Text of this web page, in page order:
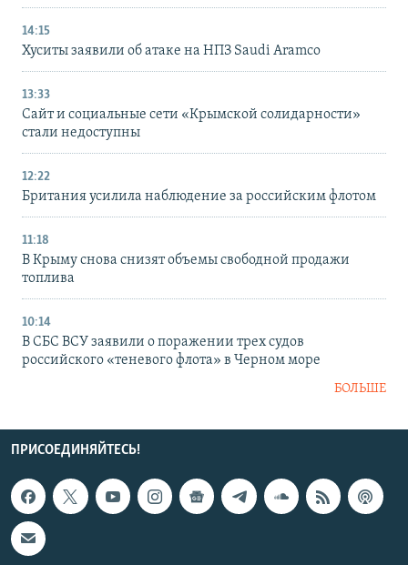
14:15
Хуситы заявили об атаке на НПЗ Saudi Aramco
13:33
Сайт и социальные сети «Крымской солидарности»
стали недоступны
12:22
Британия усилила наблюдение за российским флотом
11:18
В Крыму снова снизят объемы свободной продажи
топлива
10:14
В СБС ВСУ заявили о поражении трех судов
российского «теневого флота» в Черном море
БОЛЬШЕ
ПРИСОЕДИНЯЙТЕСЬ!